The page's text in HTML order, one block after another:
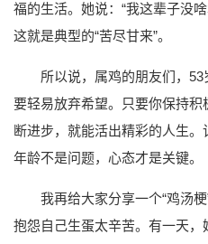
福的生活。她说：“我这辈子没
这就是典型的“苦尽甘来”。
所以说，属鸡的朋友们，
要轻易放弃希望。只要你保持
断进步，就能活出精彩的人生。
年龄不是问题，心态才是关键。
我再给大家分享一个“鸡汤
抱怨自己生蛋太辛苦。有一天